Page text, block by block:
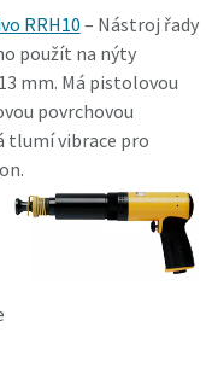
RRH10– Nástroj řady
použít na nýty
mm. Má pistolovou
povrchovou
tlumí vibrace pro